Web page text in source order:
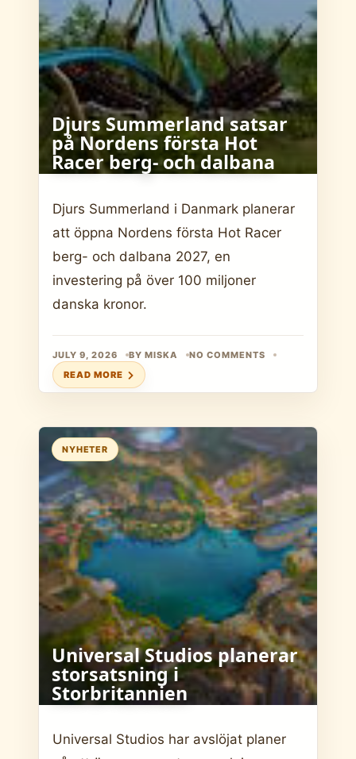
Djurs Summerland satsar
på Nordens första Hot
Racer berg- och dalbana
Djurs Summerland i Danmark planerar
att öppna Nordens första Hot Racer
berg- och dalbana 2027, en
investering på över 100 miljoner
danska kronor.
JULY 9, 2026 BY MISKA
NO COMMENTS
READ MORE
NYHETER
Universal Studios planerar
storsatsning i
Storbritannien
Universal Studios har avslöjat planer